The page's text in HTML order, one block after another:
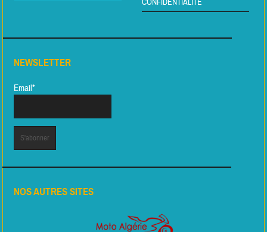
CONFIDENTIALITÉ
NEWSLETTER
Email*
NOS AUTRES SITES